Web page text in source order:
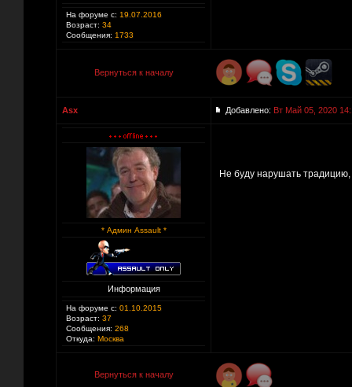
На форуме с: 19.07.2016
Возраст: 34
Сообщения: 1733
Вернуться к началу
Asx Добавлено: Вт Май 05, 2020
* Админ Assault *
Информация
На форуме с: 01.10.2015
Возраст: 37
Сообщения: 268
Откуда: Москва
Не буду нарушать
Вернуться к началу